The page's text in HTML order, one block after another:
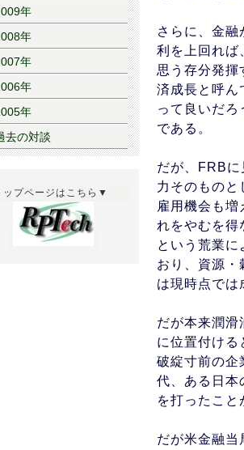
さらに、金
利を上回れば
思う存分発揮
済成長と呼ん
って良いだ
である。
だが、FRB
力そのものと
雇用機会も
れをやむを得
という荒業
おり、資源・
は現時点では
だが本来潤滑
に位置付ける
破綻寸前の企
代、ある日本
を打ったこ
だが米金融当
年
年
年
年
年
去の対談
ップページはこちら▼